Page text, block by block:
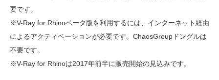
要です。
※V-Ray for Rhinoベータ版を利用するには、インターネット経由
によるアクティベーションが必要です。ChaosGroupドングルは
不要です。
※V-Ray for Rhinoは2017年前半に販売開始の見込みです。